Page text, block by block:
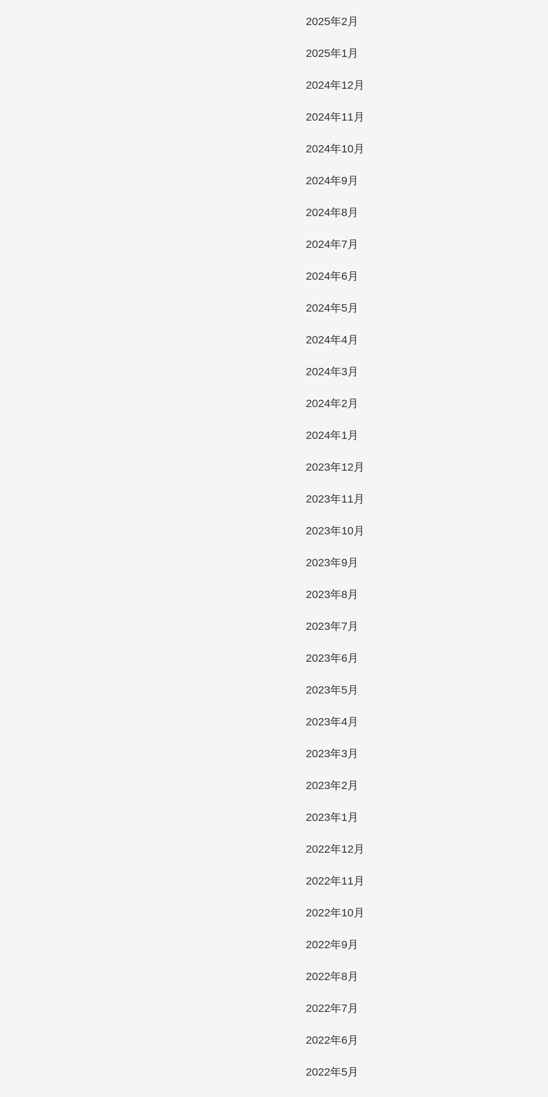
2025年2月
2025年1月
2024年12月
2024年11月
2024年10月
2024年9月
2024年8月
2024年7月
2024年6月
2024年5月
2024年4月
2024年3月
2024年2月
2024年1月
2023年12月
2023年11月
2023年10月
2023年9月
2023年8月
2023年7月
2023年6月
2023年5月
2023年4月
2023年3月
2023年2月
2023年1月
2022年12月
2022年11月
2022年10月
2022年9月
2022年8月
2022年7月
2022年6月
2022年5月